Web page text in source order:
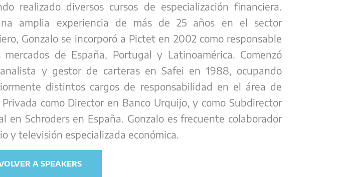
realizado diversos cursos de especialización financiera.
amplia experiencia de más de 25 años en el sector
Gonzalo se incorporó a Pictet en 2002 como responsable
mercados de España, Portugal y Latinoamérica. Comenzó
y gestor de carteras en Safei en 1988, ocupando
distintos cargos de responsabilidad en el área de
Privada como Director en Banco Urquijo, y como Subdirector
en Schroders en España. Gonzalo es frecuente colaborador
y televisión especializada económica.
A SPEAKERS